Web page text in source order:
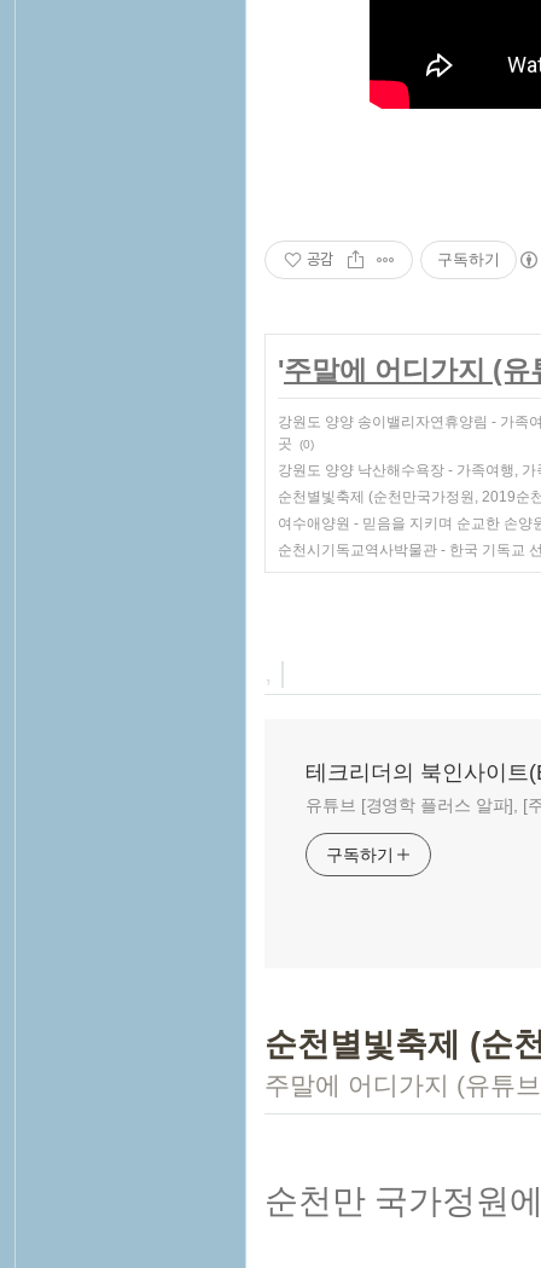
공감 구독하기
'주말에 어디가지 (유
강원도 양양 송이밸리자연휴양림 - 가족
곳
(0)
강원도 양양 낙산해수욕장 - 가족여행,
순천별빛축제 (순천만국가정원, 2019순
여수애양원 - 믿음을 지키며 순교한 손
순천시기독교역사박물관 - 한국 기독교
, |
테크리더의 북인사이트
유튜브 [경영학 플러스 알파], [
구독하기
순천별빛축제 (순
주말에 어디가지 (유튜
순천만 국가정원